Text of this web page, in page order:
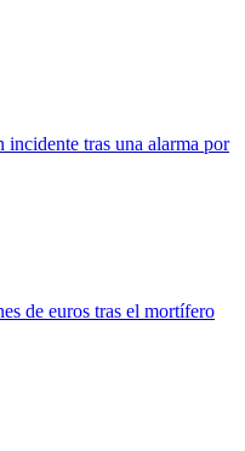
tras una alarma por
de euros tras el mortífero